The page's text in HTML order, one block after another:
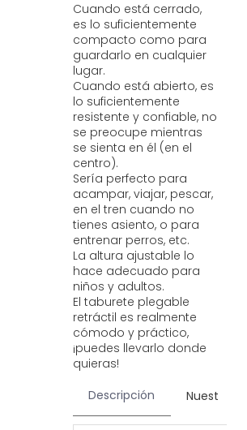
Cuando está cerrado,
es lo suficientemente
compacto como para
guardarlo en cualquier
lugar.
Cuando está abierto, es
lo suficientemente
resistente y confiable, no
se preocupe mientras
se sienta en él (en el
centro).
Sería perfecto para
acampar, viajar, pescar,
en el tren cuando no
tienes asiento, o para
entrenar perros, etc.
La altura ajustable lo
hace adecuado para
niños y adultos.
El taburete plegable
retráctil es realmente
cómodo y práctico,
¡puedes llevarlo donde
quieras!
Descripción
Nuestros